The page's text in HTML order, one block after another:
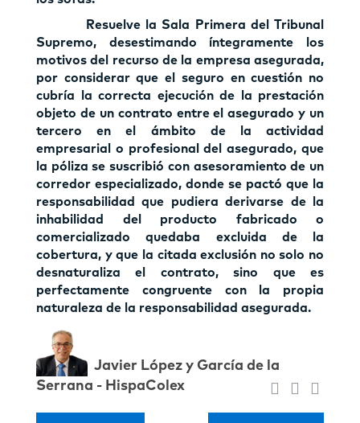
Resuelve la Sala Primera del Tribunal
Supremo, desestimando íntegramente los
motivos del recurso de la empresa asegurada,
por considerar que el seguro en cuestión no
cubría la correcta ejecución de la prestación
objeto de un contrato entre el asegurado y un
tercero en el ámbito de la actividad
empresarial o profesional del asegurado, que
la póliza se suscribió con asesoramiento de un
corredor especializado, donde se pactó que la
responsabilidad que pudiera derivarse de la
inhabilidad del producto fabricado o
comercializado quedaba excluida de la
cobertura, y que la citada exclusión no solo no
desnaturaliza el contrato, sino que es
perfectamente congruente con la propia
naturaleza de la responsabilidad asegurada.
Javier López y Garcí­a de la
Serrana - HispaColex